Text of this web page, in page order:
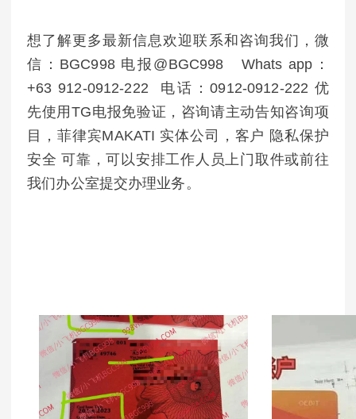
想了解更多最新信息欢迎联系和咨询我们，微
信：BGC998 电报@BGC998 Whats app：
+63 912-0912-222 电话：0912-0912-222 优
先使用TG电报免验证，咨询请主动告知咨询项
目，菲律宾MAKATI 实体公司，客户 隐私保护
安全 可靠，可以安排工作人员上门取件或前往
我们办公室提交办理业务。